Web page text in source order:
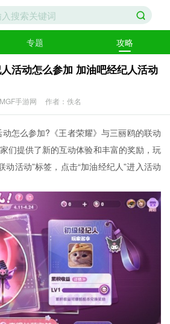
专题 攻略
活动怎么参加 加油吧经纪人活动
手游网 作者：佚名
怎么参加?《王者荣耀》与三丽鸥的联动
们提供了新的互动体验和丰富的奖励，玩
动活动”标签，点击“加油经纪人”进入活动